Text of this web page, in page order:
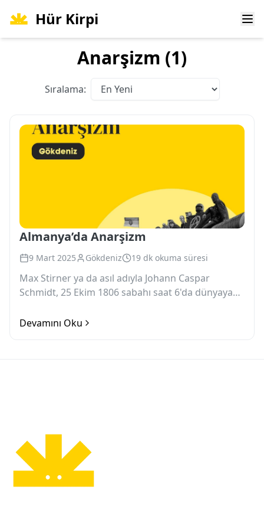
Hür Kirpi
Anarşizm (1)
Sıralama:
Almanya’da Anarşizm
9 Mart 2025 Gökdeniz 19 dk okuma süresi
Max Stirner ya da asıl adıyla Johann Caspar
Schmidt, 25 Ekim 1806 sabahı saat 6'da dünyaya
Maximiliansstrasse...
Devamını Oku